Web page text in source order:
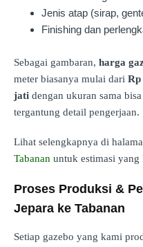
Jenis atap (sirap,
Finishing dan
Sebagai gambaran, harga
meter biasanya mulai dari Rp
jati dengan ukuran sama
tergantung detail pengerjaan.
Lihat selengkapnya di
Tabanan untuk estimasi yang
Proses Produksi &
Jepara ke Tabanan
Setiap gazebo yang kami